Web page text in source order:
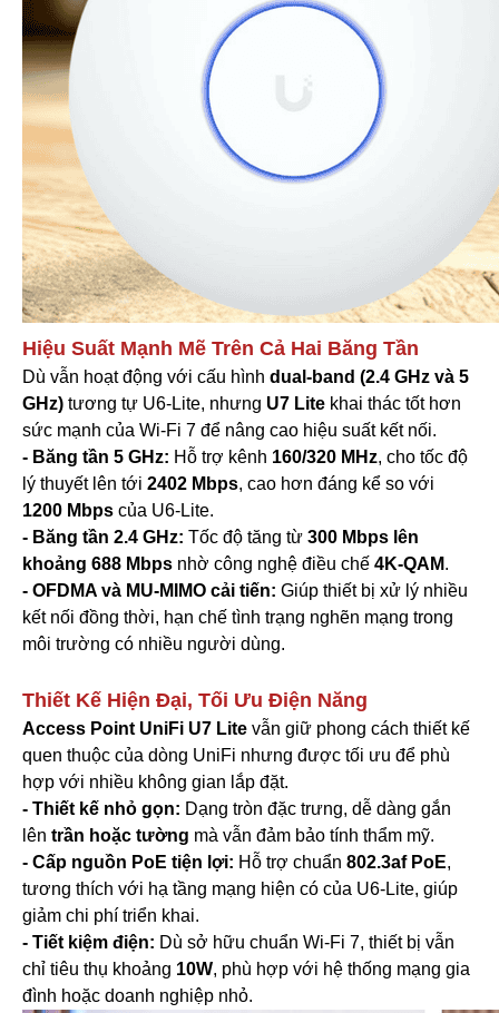
Hiệu Suất Mạnh Mẽ Trên Cả Hai Băng Tần
Dù vẫn hoạt động với cấu hình dual-band (2.4 GHz và 5
GHz) tương tự U6-Lite, nhưng U7 Lite khai thác tốt hơn
sức mạnh của Wi-Fi 7 để nâng cao hiệu suất kết nối.
- Băng tần 5 GHz: Hỗ trợ kênh 160/320 MHz, cho tốc độ
lý thuyết lên tới 2402 Mbps, cao hơn đáng kể so với
1200 Mbps của U6-Lite.
- Băng tần 2.4 GHz: Tốc độ tăng từ 300 Mbps lên
khoảng 688 Mbps nhờ công nghệ điều chế 4K-QAM.
- OFDMA và MU-MIMO cải tiến: Giúp thiết bị xử lý nhiều
kết nối đồng thời, hạn chế tình trạng nghẽn mạng trong
môi trường có nhiều người dùng.
Thiết Kế Hiện Đại, Tối Ưu Điện Năng
Access Point UniFi U7 Lite vẫn giữ phong cách thiết kế
quen thuộc của dòng UniFi nhưng được tối ưu để phù
hợp với nhiều không gian lắp đặt.
- Thiết kế nhỏ gọn: Dạng tròn đặc trưng, dễ dàng gắn
lên trần hoặc tường mà vẫn đảm bảo tính thẩm mỹ.
- Cấp nguồn PoE tiện lợi: Hỗ trợ chuẩn 802.3af PoE,
tương thích với hạ tầng mạng hiện có của U6-Lite, giúp
giảm chi phí triển khai.
- Tiết kiệm điện: Dù sở hữu chuẩn Wi-Fi 7, thiết bị vẫn
chỉ tiêu thụ khoảng 10W, phù hợp với hệ thống mạng gia
đình hoặc doanh nghiệp nhỏ.